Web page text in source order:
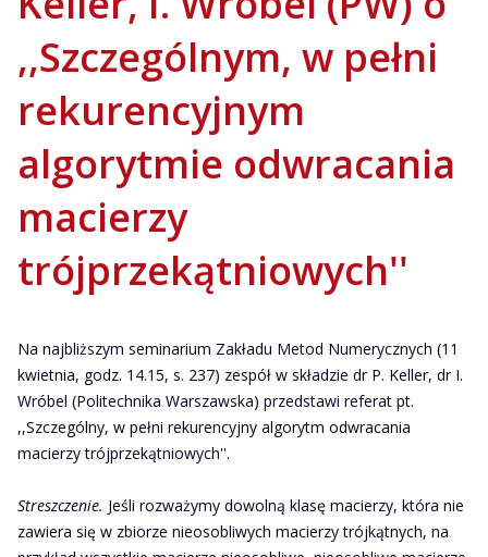
,,Szczególnym, w pełni
rekurencyjnym
algorytmie odwracania
macierzy
trójprzekątniowych''
Na najbliższym seminarium Zakładu Metod Numerycznych (11
kwietnia, godz. 14.15, s. 237) zespół w składzie dr P. Keller, dr I.
Wróbel (Politechnika Warszawska) przedstawi referat pt.
,,Szczególny, w pełni rekurencyjny algorytm odwracania
macierzy trójprzekątniowych''.
Streszczenie. Jeśli rozważymy dowolną klasę macierzy, która nie
zawiera się w zbiorze nieosobliwych macierzy trójkątnych, na